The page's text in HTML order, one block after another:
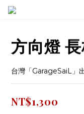
方向燈
台灣「GarageSaiL」
NT$1,300